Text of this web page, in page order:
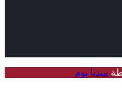
ميديا بوم